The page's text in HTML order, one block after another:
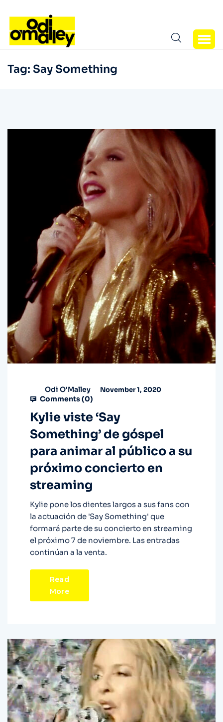
Tag: Say Something
Odi O'Malley November 1, 2020
Comments (0)
Kylie viste ‘Say
Something’ de góspel
para animar al público a su
próximo concierto en
streaming
Kylie pone los dientes largos a sus fans con
la actuación de 'Say Something' que
formará parte de su concierto en streaming
el próximo 7 de noviembre. Las entradas
continúan a la venta.
Read
More